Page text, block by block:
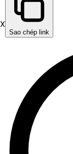
X
Sao chép link